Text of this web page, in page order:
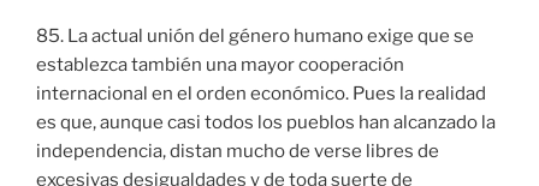
85. La actual unión del género humano exige que se
establezca también una mayor cooperación
internacional en el orden económico. Pues la realidad
es que, aunque casi todos los pueblos han alcanzado la
independencia, distan mucho de verse libres de
excesivas desigualdades y de toda suerte de